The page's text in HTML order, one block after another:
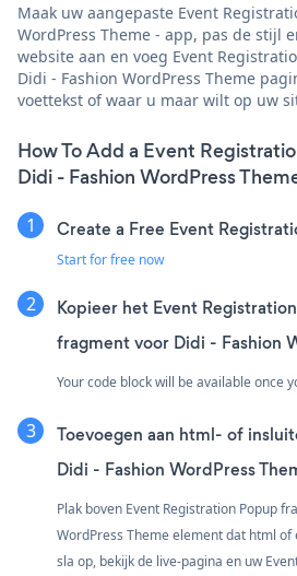
Maak uw aangepaste Event
WordPress Theme - app, pas de stijl
website aan en voeg Event
Didi - Fashion WordPress Theme
voettekst of waar u maar wilt op uw
How To Add a Event
Didi - Fashion WordPress
Create a Free Event
Start for free now
Kopieer het Event
fragment voor Didi - Fashion
Your code block will be available once
Toevoegen aan html- of
Didi - Fashion WordPress
Plak boven Event Registration Popup
WordPress Theme element dat html
sla op, bekijk de live-pagina en uw